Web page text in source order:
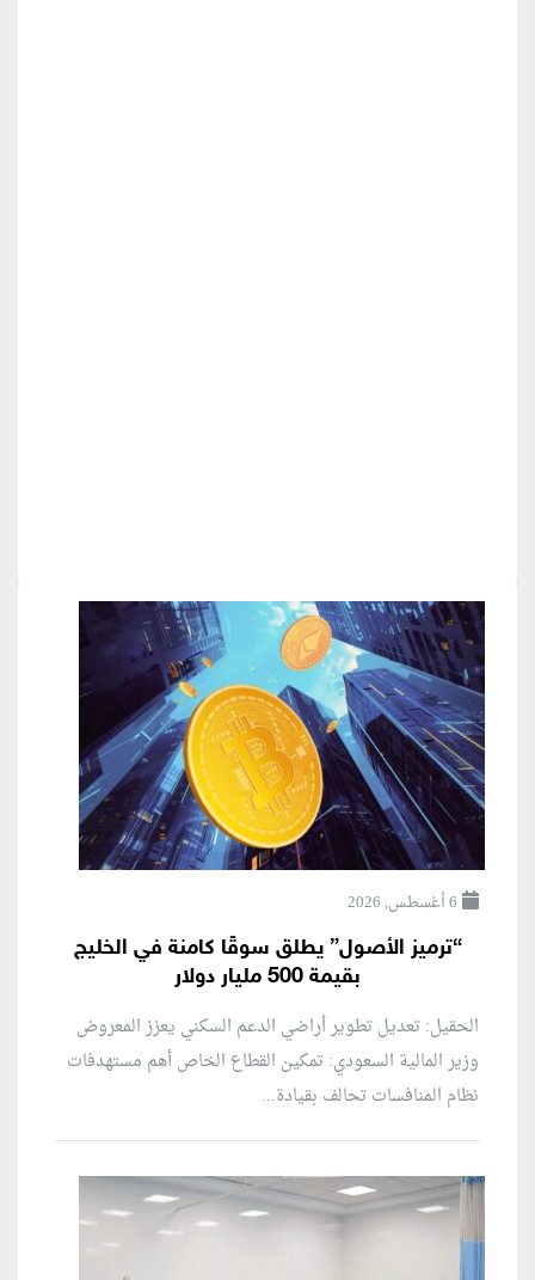
6 أغسطس, 2026
“ترميز الأصول” يطلق سوقًا كامنة في الخليج
بقيمة 500 مليار دولار
الحقيل: تعديل تطوير أراضي الدعم السكني يعزز المعروض
وزير المالية السعودي: تمكين القطاع الخاص أهم مستهدفات
نظام المنافسات تحالف بقيادة...